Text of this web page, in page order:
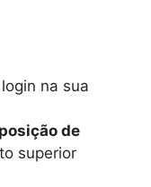
na sua
de
superior